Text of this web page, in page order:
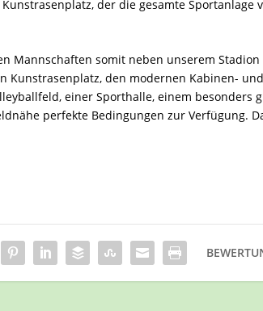
der die gesamte Sportanlage
Mannschaften somit neben unserem
Kunstrasenplatz, den modernen Kabinen-
einer Sporthalle, einem besonders
perfekte Bedingungen zur Verfügung.